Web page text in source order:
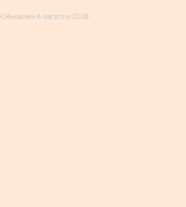
Обновлен 6 августа 2026